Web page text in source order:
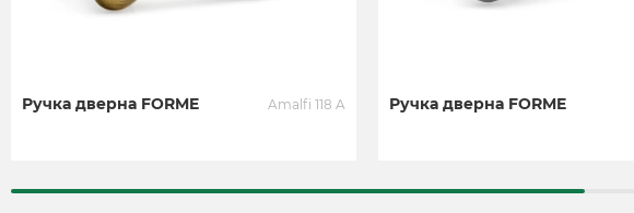
Ручка дверна FORME Amalfi 118 A Ручка дверна FORME